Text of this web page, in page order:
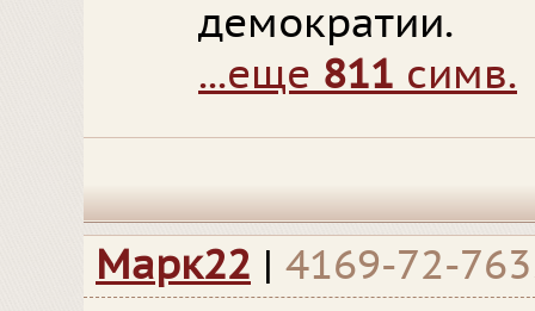
демократии.
...еще 811 симв.
Марк22 | 4169-72-